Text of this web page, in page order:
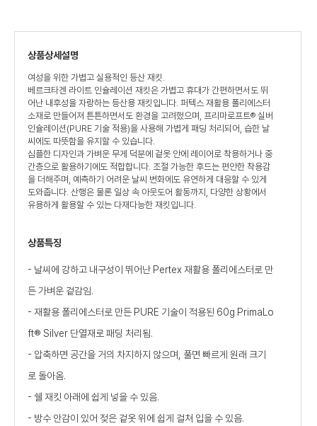
상품상세설명
여성을 위한 가볍고 실용적인 등산 재킷.
베르크타겐 라이트 인슐레이션 재킷은 가볍고 휴대가 간편하면서도 뛰
어난 내후성을 자랑하는 등산용 재킷입니다. 퍼텍스 재활용 폴리에스터
소재로 만들어져 튼튼하면서도 환경을 고려했으며, 프리마로프트® 실버
인슐레이션(PURE 기술 적용)을 사용해 가볍게 패딩 처리되어, 습한 날
씨에도 따뜻함을 유지할 수 있습니다.
심플한 디자인과 가벼운 무게 덕분에 겉옷 안에 레이어로 착용하거나 중
간층으로 활용하기에도 적합합니다. 조절 가능한 후드는 편안한 착용감
을 더해주며, 예측하기 어려운 날씨 변화에도 유연하게 대응할 수 있게
도와줍니다. 산행은 물론 일상 속 아웃도어 활동까지, 다양한 상황에서
유용하게 활용할 수 있는 다재다능한 재킷입니다.
상품특징
- 날씨에 강하고 내구성이 뛰어난 Pertex 재활용 폴리에스터로 만
든 가벼운 겉감임.
- 재활용 폴리에스터로 만든 PURE 기술이 적용된 60g PrimaLo
ft® Silver 단열재로 패딩 처리됨.
- 압축하면 공간을 거의 차지하지 않으며, 풀면 빠르게 원래 크기
로 돌아옴.
- 쉘 재킷 아래에 쉽게 넣을 수 있음.
- 방수 안감이 있어 젖은 겉옷 위에 쉽게 걸쳐 입을 수 있음.